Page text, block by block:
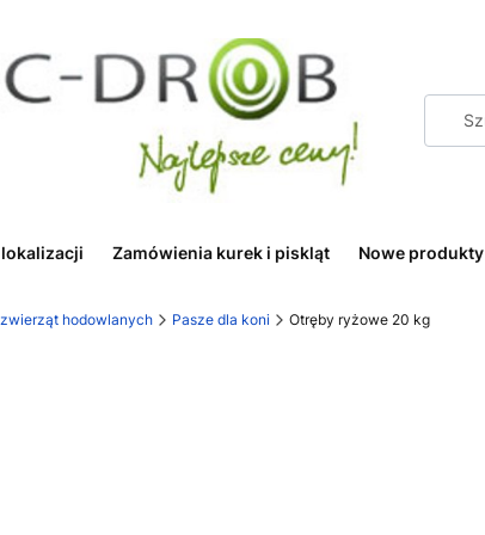
Zamówienia kurek i piskląt Nowe produkty
hodowlanych Pasze dla koni Otręby ryżowe 20 kg